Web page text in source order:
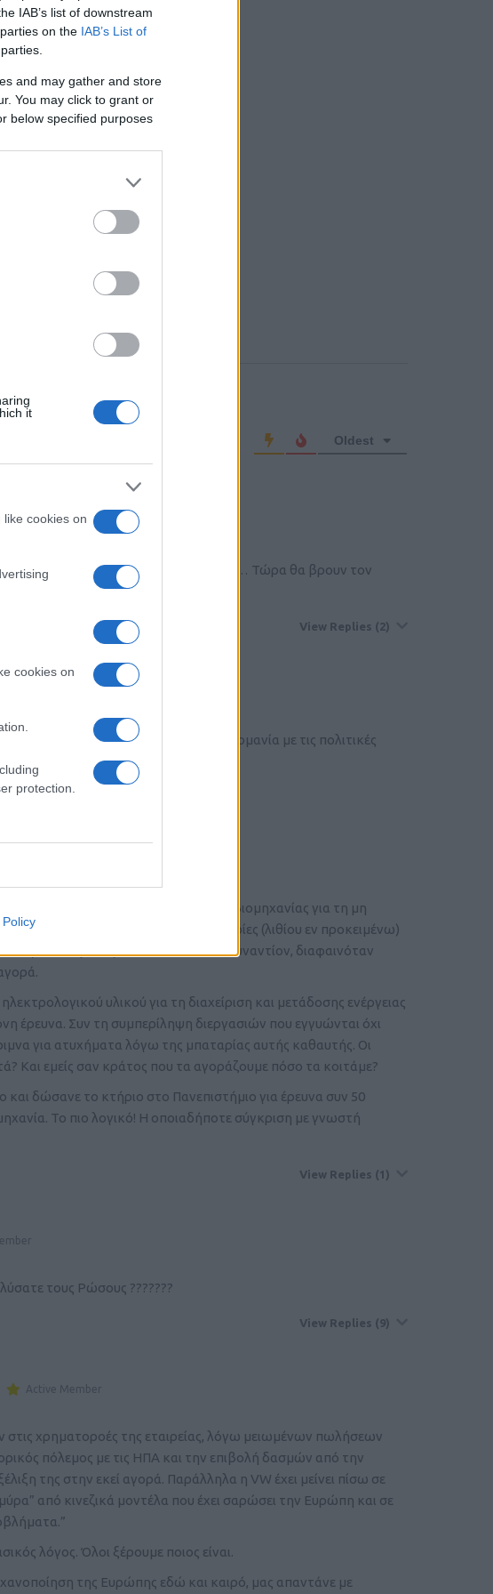
IAB’s list of downstream
on the IAB’s List of
and may gather and store
You may click to grant or
below specified purposes
it
cookies on
cookies on
protection.
Oldest
από κάρβουνο;
στην Κίνα…Τουρκία και αλλού… Τώρα θα βρουν τον
View Replies (2)
Έχει πολλά να λουστεί ακόμη η Γερμανία με τις πολιτικές
της γερμανικής αυτοκινητοβιομηχανίας για τη μη
και τη μη επένδυσή της στις μπαταρίες (λιθίου εν προκειμένω)
παράλογο αλλά δεν είναι. Τουναντίον, διαφαινόταν
υλικού για τη διαχείριση και μετάδοσης ενέργειας
έρευνα. Συν τη συμπερίληψη διεργασιών που εγγυώνται όχι
για ατυχήματα λόγω της μπαταρίας αυτής καθαυτής. Οι
Και εμείς σαν κράτος που τα αγοράζουμε πόσο τα κοιτάμε?
και δώσανε το κτήριο στο Πανεπιστήμιο για έρευνα συν 50
Το πιο λογικό! Η οποιαδήποτε σύγκριση με γνωστή
View Replies (1)
τους Ρώσους ???????
View Replies (9)
Active Member
χρηματοροές της εταιρείας, λόγω μειωμένων πωλήσεων
πόλεμος με τις ΗΠΑ και την επιβολή δασμών από την
της στην εκεί αγορά. Παράλληλα η VW έχει μείνει πίσω σε
από κινεζικά μοντέλα που έχει σαρώσει την Ευρώπη και σε
λόγος. Όλοι ξέρουμε ποιος είναι.
της Ευρώπης εδώ και καιρό, μας απαντάνε με